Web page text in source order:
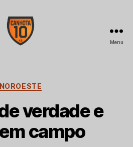
Menu
Categorias
NOROESTE
verdade e
campo